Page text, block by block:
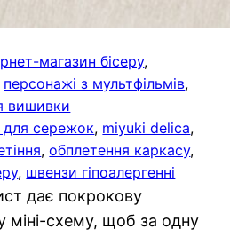
магазин бісеру
персонажі з мультфільмів
вишивки
для сережок, miyuki delica
, обплетення каркасу
, швензи гіпоалергенні
дає покрокову
міні-схему, щоб за одну